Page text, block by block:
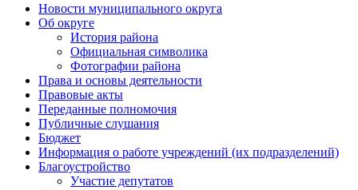
Новости муниципального округа
Об округе
История района
Официальная символика
Фотографии района
Права и основы деятельности
Правовые акты
Переданные полномочия
Публичные слушания
Бюджет
Информация о работе учреждений (их подразделений)
Благоустройство
Участие депутатов